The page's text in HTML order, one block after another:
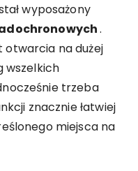
wyposażony
.
otwarcia na dużej
wszelkich
trzeba
znacznie łatwiej
miejsca na